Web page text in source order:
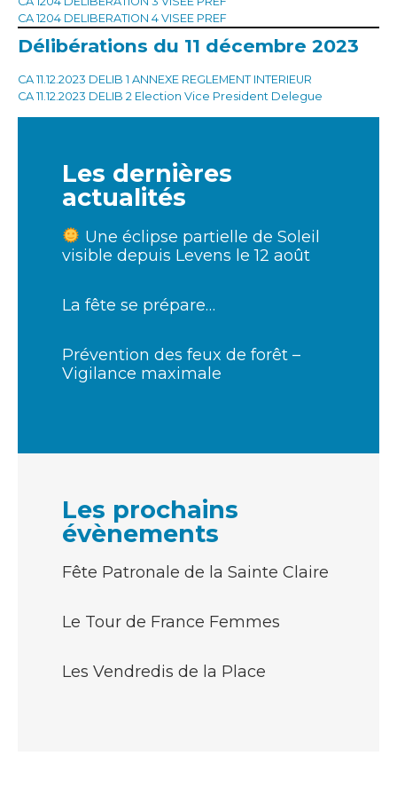
CA 1204 DELIBERATION 4 VISEE PREF
Délibérations du 11 décembre 2023
CA 11.12.2023 DELIB 1 ANNEXE REGLEMENT INTERIEUR
CA 11.12.2023 DELIB 2 Election Vice President Delegue
Les dernières
actualités
Une éclipse partielle de Soleil
visible depuis Levens le 12 août
La fête se prépare…
Prévention des feux de forêt –
Vigilance maximale
Les prochains
évènements
Fête Patronale de la Sainte Claire
Le Tour de France Femmes
Les Vendredis de la Place